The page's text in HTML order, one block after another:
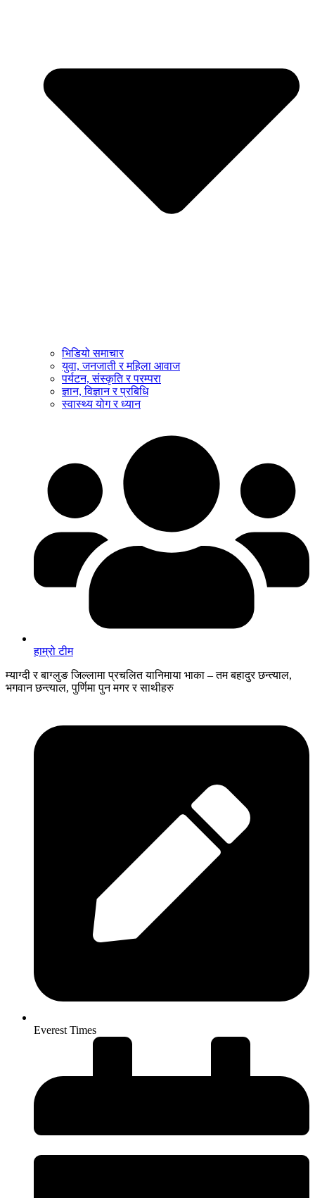
भिडियो समाचार
युवा, जनजाती र महिला आवाज
पर्यटन, संस्कृति र परम्परा
ज्ञान, विज्ञान र प्रबिधि
स्वास्थ्य योग र ध्यान
हाम्रो टीम
म्याग्दी र बाग्लुङ जिल्लामा प्रचलित यानिमाया भाका – तम बहादुर छन्त्याल,
भगवान छन्त्याल, पुर्णिमा पुन मगर र साथीहरु
Everest Times